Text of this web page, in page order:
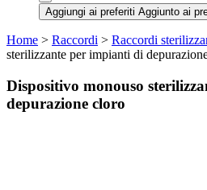
Aggiungi ai preferiti Aggiunto ai
Home > Raccordi > Raccordi
sterilizzante per impianti di
Dispositivo monouso
depurazione cloro